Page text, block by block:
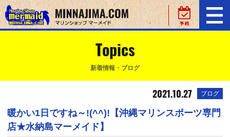
Topics
新着情報・ブログ
2021.10.27 ブログ
暖かい1日ですね～!(^^)!【沖縄マリンスポーツ専門
店★水納島マーメイド】